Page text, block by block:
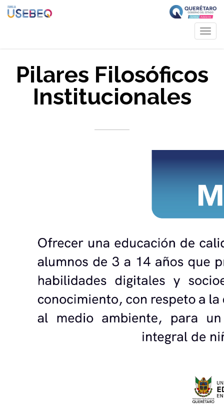
Pilares Filosóficos
Institucionales